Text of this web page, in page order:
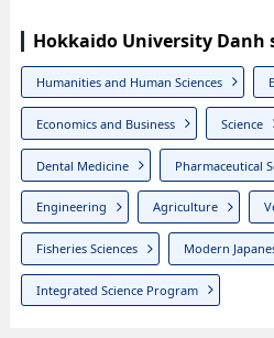
Hokkaido University Danh
Humanities and Human Sciences
Economics and Business Science
Dental Medicine Pharmaceutical
Engineering Agriculture
Fisheries Sciences Modern
Integrated Science Program